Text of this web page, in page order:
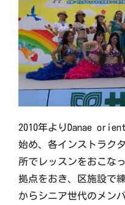
アクセス
実行委員会について
2010年よりDanae
始め、各インストラク
所でレッスンをおこな
拠点をおき、区施設で
からシニア世代のメン